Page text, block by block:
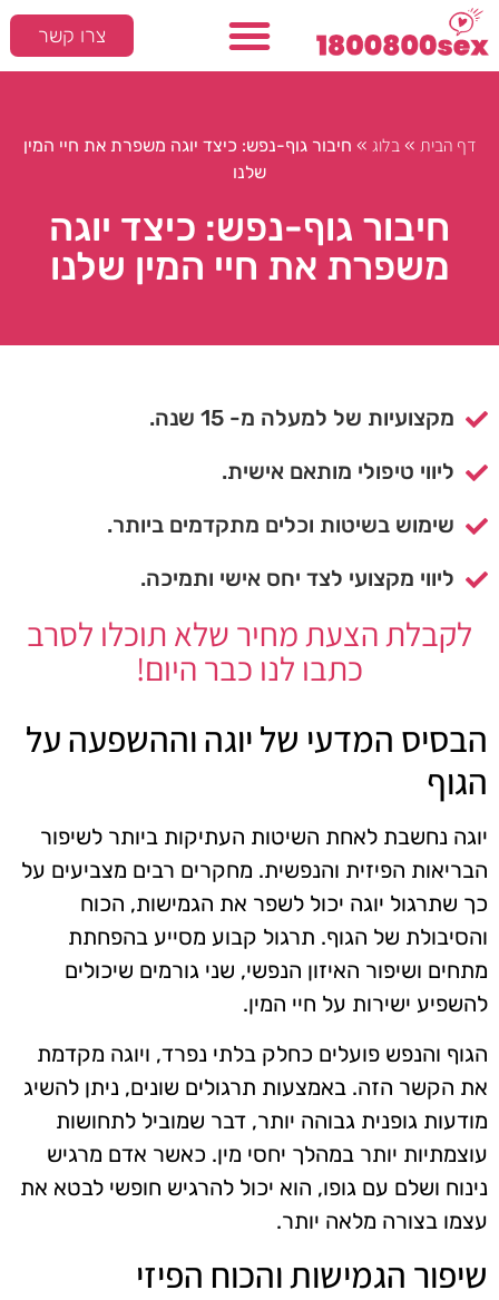
צרו קשר
דף הבית »בלוג » חיבור גוף-נפש: כיצד יוגה משפרת את חיי המין
שלנו
חיבור גוף-נפש: כיצד יוגה
משפרת את חיי המין שלנו
מקצועיות של למעלה מ- 15 שנה.
ליווי טיפולי מותאם אישית.
שימוש בשיטות וכלים מתקדמים ביותר.
ליווי מקצועי לצד יחס אישי ותמיכה.
לקבלת הצעת מחיר שלא תוכלו לסרב
כתבו לנו כבר היום!
הבסיס המדעי של יוגה וההשפעה על
הגוף
יוגה נחשבת לאחת השיטות העתיקות ביותר לשיפור
הבריאות הפיזית והנפשית. מחקרים רבים מצביעים על
כך שתרגול יוגה יכול לשפר את הגמישות, הכוח
והסיבולת של הגוף. תרגול קבוע מסייע בהפחתת
מתחים ושיפור האיזון הנפשי, שני גורמים שיכולים
להשפיע ישירות על חיי המין.
הגוף והנפש פועלים כחלק בלתי נפרד, ויוגה מקדמת
את הקשר הזה. באמצעות תרגולים שונים, ניתן להשיג
מודעות גופנית גבוהה יותר, דבר שמוביל לתחושות
עוצמתיות יותר במהלך יחסי מין. כאשר אדם מרגיש
נינוח ושלם עם גופו, הוא יכול להרגיש חופשי לבטא את
עצמו בצורה מלאה יותר.
שיפור הגמישות והכוח הפיזי